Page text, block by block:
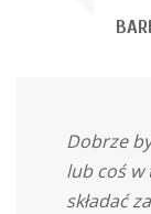
Dobrze
lub coś w
składać